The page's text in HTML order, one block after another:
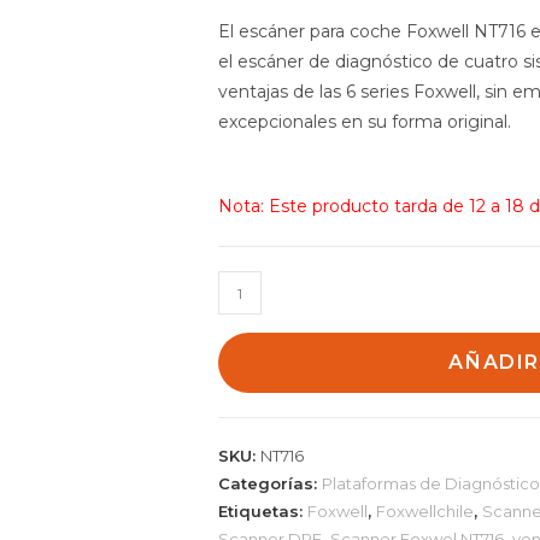
$499.990.
El escáner para coche Foxwell
el escáner de diagnóstico de cuatro
ventajas de las 6 series Foxwell, sin
excepcionales en su forma original.
Nota: Este producto tarda de 12 a 18
Scanner
Foxwell
NT716
cantidad
SKU: NT716
Categorías: Plataformas de Diagnóstico
Etiquetas: Foxwell, Foxwellchile,